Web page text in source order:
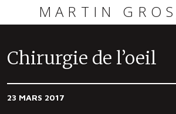
principale
MARTIN
Chirurgie de l’oeil
23 MARS 2017